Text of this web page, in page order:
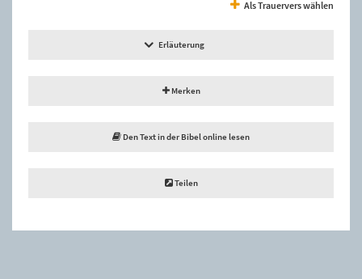
Als Trauervers wählen
Erläuterung
Merken
Den Text in der Bibel online lesen
Teilen